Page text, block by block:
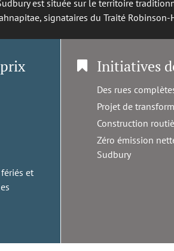
est située sur le territoire
signataires du Traité
et
Initiatives
Des rues
Projet de
Construction
Zéro émission
Sudbury